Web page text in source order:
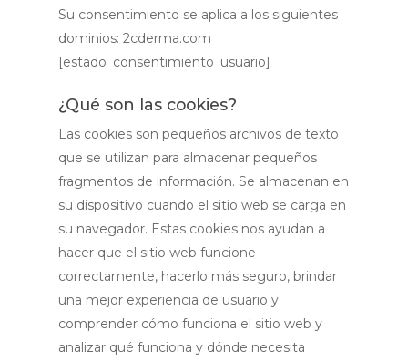
Su consentimiento se aplica a los siguientes
dominios: 2cderma.com
[estado_consentimiento_usuario]
¿Qué son las cookies?
Las cookies son pequeños archivos de texto
que se utilizan para almacenar pequeños
fragmentos de información. Se almacenan en
su dispositivo cuando el sitio web se carga en
su navegador. Estas cookies nos ayudan a
hacer que el sitio web funcione
correctamente, hacerlo más seguro, brindar
una mejor experiencia de usuario y
comprender cómo funciona el sitio web y
analizar qué funciona y dónde necesita